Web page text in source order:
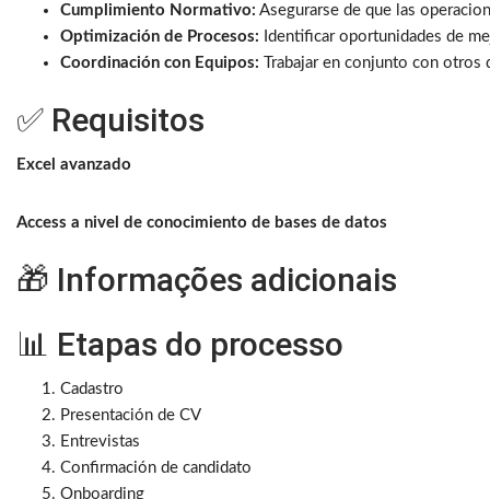
Cumplimiento Normativo: Asegurarse de que las
Optimización de Procesos: Identificar oportunidades de
Coordinación con Equipos: Trabajar en conjunto con
✅ Requisitos
Excel avanzado
Access a nivel de conocimiento de bases de datos
🎁 Informações adicionais
📊 Etapas do processo
Cadastro
Presentación de CV
Entrevistas
Confirmación de candidato
Onboarding